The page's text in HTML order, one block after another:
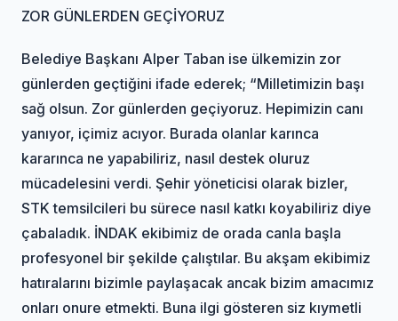
ZOR GÜNLERDEN GEÇİYORUZ
Belediye Başkanı Alper Taban ise ülkemizin zor
günlerden geçtiğini ifade ederek; “Milletimizin başı
sağ olsun. Zor günlerden geçiyoruz. Hepimizin canı
yanıyor, içimiz acıyor. Burada olanlar karınca
kararınca ne yapabiliriz, nasıl destek oluruz
mücadelesini verdi. Şehir yöneticisi olarak bizler,
STK temsilcileri bu sürece nasıl katkı koyabiliriz diye
çabaladık. İNDAK ekibimiz de orada canla başla
profesyonel bir şekilde çalıştılar. Bu akşam ekibimiz
hatıralarını bizimle paylaşacak ancak bizim amacımız
onları onure etmekti. Buna ilgi gösteren siz kıymetli